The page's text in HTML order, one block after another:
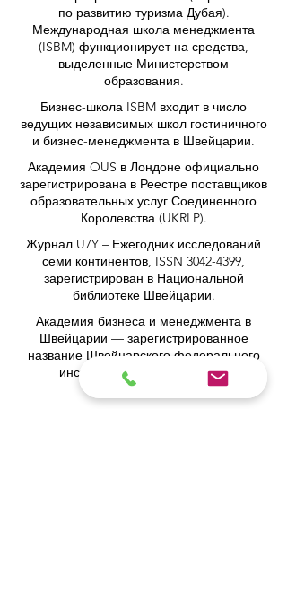
по развитию туризма Дубая).
Международная школа менеджмента
(ISBM) функционирует на средства,
выделенные Министерством
образования.
Бизнес-школа ISBM входит в число
ведущих независимых школ гостиничного
и бизнес-менеджмента в Швейцарии.
Академия OUS в Лондоне официально
зарегистрирована в Реестре поставщиков
образовательных услуг Соединенного
Королевства (UKRLP).
Журнал U7Y – Ежегодник исследований
семи континентов, ISSN 3042-4399,
зарегистрирован в Национальной
библиотеке Швейцарии.
Академия бизнеса и менеджмента в
Швейцарии — зарегистрированное
название Швейцарского федерального
института интеллектуальной
собственности.